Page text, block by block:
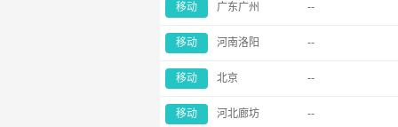
移动 广东广州 --
移动 河南洛阳 --
移动 北京 --
移动 河北廊坊 --